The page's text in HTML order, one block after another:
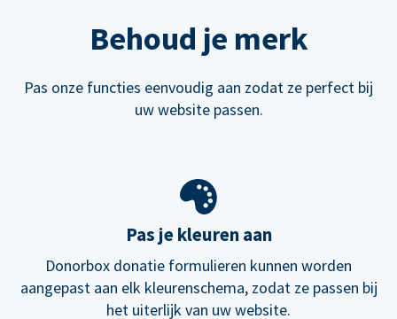
Behoud je merk
Pas onze functies eenvoudig aan zodat ze perfect bij
uw website passen.
Pas je kleuren aan
Donorbox donatie formulieren kunnen worden
aangepast aan elk kleurenschema, zodat ze passen bij
het uiterlijk van uw website.